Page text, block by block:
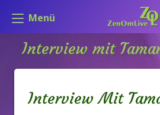
Menü
Interview mit
Interview Mit